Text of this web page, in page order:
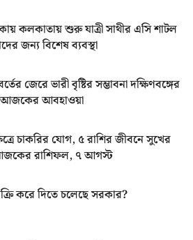
কলকাতায় শুরু যাত্রী সাথীর এসি শাটল
জন্য বিশেষ ব্যবস্থা
জেরে ভারী বৃষ্টির সম্ভাবনা দক্ষিণবঙ্গের
আবহাওয়া
চাকরির যোগ, ৫ রাশির জীবনে সুখের
রাশিফল, ৭ আগস্ট
করে দিতে চলেছে সরকার?